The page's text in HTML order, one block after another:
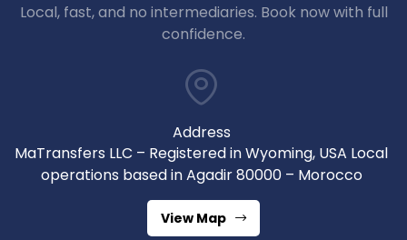
Local, fast, and no intermediaries. Book now with full
confidence.
Address
MaTransfers LLC – Registered in Wyoming, USA Local
operations based in Agadir 80000 – Morocco
View Map